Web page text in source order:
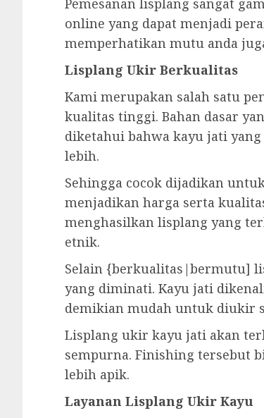
online yang dapat menjadi
memperhatikan mutu anda
Lisplang Ukir Berkualitas
Kami merupakan salah satu
kualitas tinggi. Bahan dasar
diketahui bahwa kayu jati
lebih.
Sehingga cocok dijadikan
menjadikan harga serta
menghasilkan lisplang yang
etnik.
Selain {berkualitas|bermutu]
yang diminati. Kayu jati
demikian mudah untuk diukir
Lisplang ukir kayu jati akan
sempurna. Finishing tersebut
lebih apik.
Layanan Lisplang Ukir Kayu